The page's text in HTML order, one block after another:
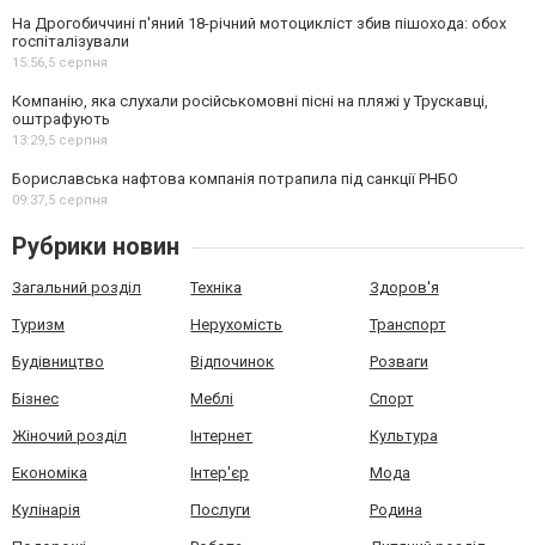
На Дрогобиччині п'яний 18-річний мотоцикліст збив пішохода: обох
госпіталізували
15:56,5 серпня
Компанію, яка слухали російськомовні пісні на пляжі у Трускавці,
оштрафують
13:29,5 серпня
Бориславська нафтова компанія потрапила під санкції РНБО
09:37,5 серпня
Рубрики новин
Загальний розділ Техніка Здоров'я
Туризм Нерухомість Транспорт
Будівництво Відпочинок Розваги
Бізнес Меблі Спорт
Жіночий розділ Інтернет Культура
Економіка Інтер'єр Мода
Кулінарія Послуги Родина